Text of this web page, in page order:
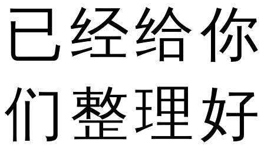
已经给你
们整理好